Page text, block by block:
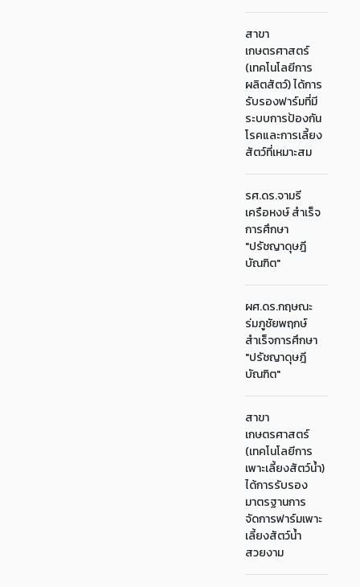
สาขา
เกษตรศาสตร์
(เทคโนโลยีการ
ผลิตสัตว์) ได้การ
รับรองฟาร์มที่มี
ระบบการป้องกัน
โรคและการเลี้ยง
สัตว์ที่เหมาะสม
รศ.ดร.จามรี
เครือหงษ์ สำเร็จ
การศึกษา
"ปรัชญาดุษฎี
บัณฑิต"
ผศ.ดร.กฤษณะ
ร่มภูชัยพฤกษ์
สำเร็จการศึกษา
"ปรัชญาดุษฎี
บัณฑิต"
สาขา
เกษตรศาสตร์
(เทคโนโลยีการ
เพาะเลี้ยงสัตว์น้ำ)
ได้การรับรอง
มาตรฐานการ
จัดการฟาร์มเพาะ
เลี้ยงสัตว์น้ำ
สวยงาม